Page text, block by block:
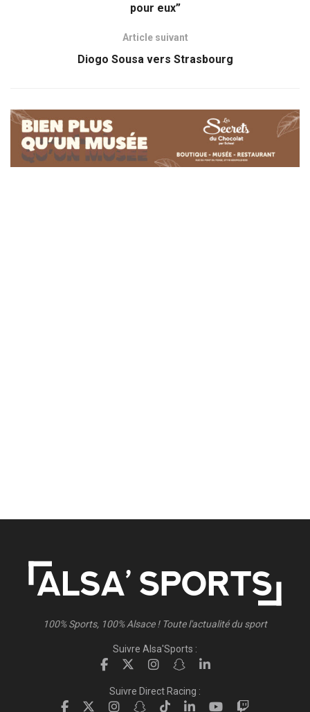
pour eux”
Article suivant
Diogo Sousa vers Strasbourg
100% Sports, 100% Alsace ! Toute l'actualité du sport
Suivre Alsa'Sports :
Suivre Direct Racing :